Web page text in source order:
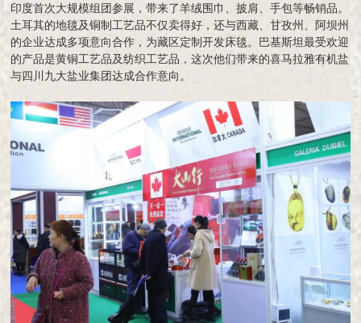
印度首次大规模组团参展，带来了羊绒围巾、披肩、手包等畅销品。
土耳其的地毯及铜制工艺品不仅卖得好，还与西藏、甘孜州、阿坝州
的企业达成多项意向合作，为藏区定制开发床毯。巴基斯坦最受欢迎
的产品是黄铜工艺品及纺织工艺品，这次他们带来的喜马拉雅有机盐
与四川九大盐业集团达成合作意向。